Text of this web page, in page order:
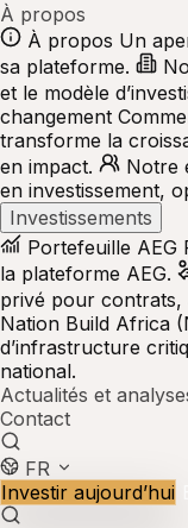
À propos
À propos Un
sa plateforme.
et le modèle
changement
transforme la
en impact.
Notre
en investissement,
Investissements
Portefeuille AEG
la plateforme AEG.
privé pour contrats,
Nation Build Africa
d’infrastructure
national.
Actualités et
Contact
FR
Investir aujourd’hui